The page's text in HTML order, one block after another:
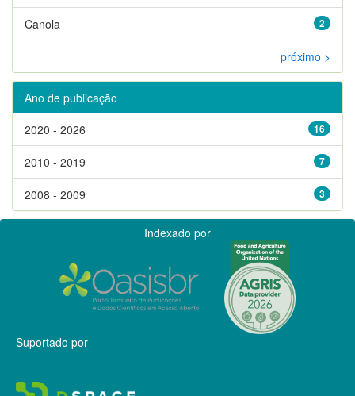
2
Canola
próximo >
Ano de publicação
16
2020 - 2026
7
2010 - 2019
3
2008 - 2009
Indexado por
Suportado por